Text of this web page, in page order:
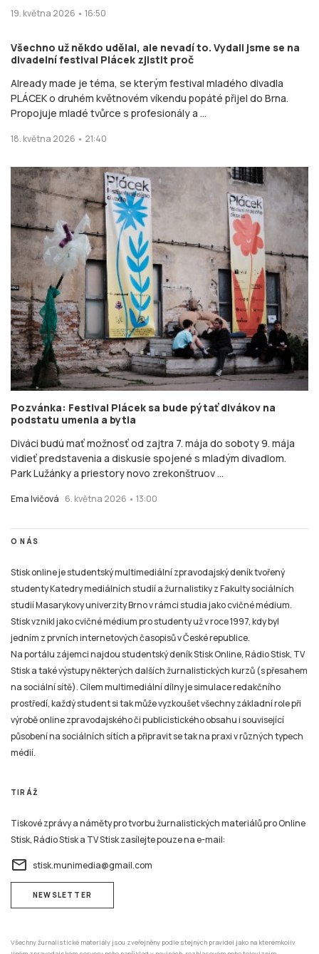
19. května 2026 • 16:50
Všechno už někdo udělal, ale nevadí to. Vydali jsme se na
divadelní festival Plácek zjistit proč
Already made je téma, se kterým festival mladého divadla
PLÁCEK o druhém květnovém víkendu popáté přijel do Brna.
Propojuje mladé tvůrce s profesionály a ...
18. května 2026 • 21:40
Pozvánka: Festival Plácek sa bude pýtať divákov na
podstatu umenia a bytia
Diváci budú mať možnosť od zajtra 7. mája do soboty 9. mája
vidieť predstavenia a diskusie spojené s mladým divadlom.
Park Lužánky a priestory novo zrekonštruov ...
Ema Ivičová 6. května 2026 • 13:00
O NÁS
Stisk online je studentský multimediální zpravodajský deník tvořený
studenty Katedry mediálních studií a žurnalistiky z Fakulty sociálních
studií Masarykovy univerzity Brno v rámci studia jako cvičné médium.
Stisk vznikl jako cvičné médium pro studenty už v roce 1997, kdy byl
jedním z prvních internetových časopisů v České republice.
Na portálu zájemci najdou studentský deník Stisk Online, Rádio Stisk, TV
Stisk a také výstupy některých dalších žurnalistických kurzů (s přesahem
na sociální sítě). Cílem multimediální dílny je simulace redakčního
prostředí, každý student si tak může vyzkoušet všechny základní role při
výrobě online zpravodajského či publicistického obsahu i související
působení na sociálních sítích a připravit se tak na praxi v různých typech
médií.
TIRÁŽ
Tiskové zprávy a náměty pro tvorbu žurnalistických materiálů pro Online
Stisk, Rádio Stisk a TV Stisk zasílejte pouze na e-mail:
email stisk.munimedia@gmail.com
NEWSLETTER
Všechny žurnalistické materiály jsou zveřejněny podle stejných pravidel jako na kterémkoliv